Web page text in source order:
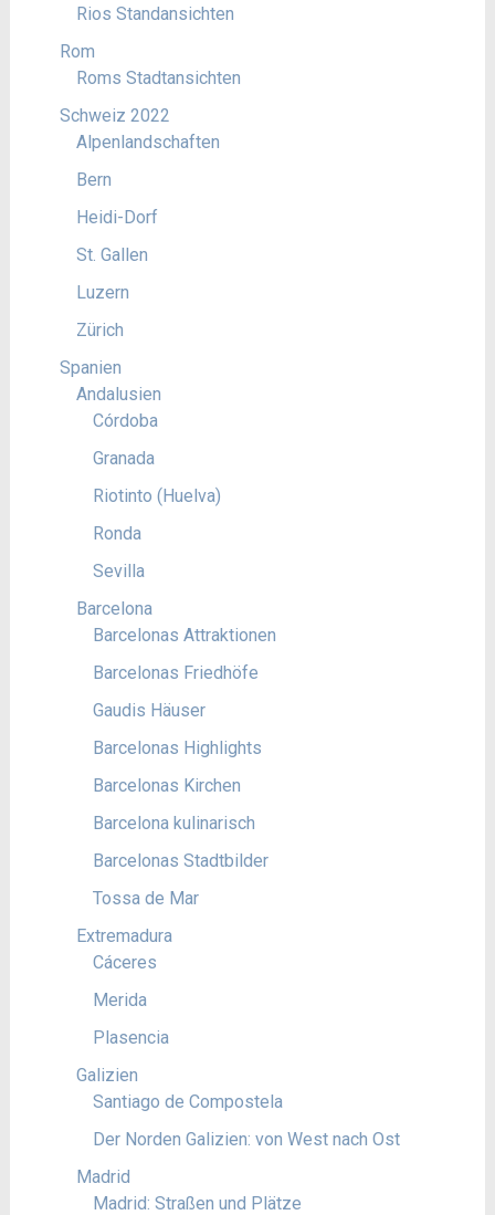
Rios Standansichten
Rom
Roms Stadtansichten
Schweiz 2022
Alpenlandschaften
Bern
Heidi-Dorf
St. Gallen
Luzern
Zürich
Spanien
Andalusien
Córdoba
Granada
Riotinto (Huelva)
Ronda
Sevilla
Barcelona
Barcelonas Attraktionen
Barcelonas Friedhöfe
Gaudis Häuser
Barcelonas Highlights
Barcelonas Kirchen
Barcelona kulinarisch
Barcelonas Stadtbilder
Tossa de Mar
Extremadura
Cáceres
Merida
Plasencia
Galizien
Santiago de Compostela
Der Norden Galizien: von West nach Ost
Madrid
Madrid: Straßen und Plätze